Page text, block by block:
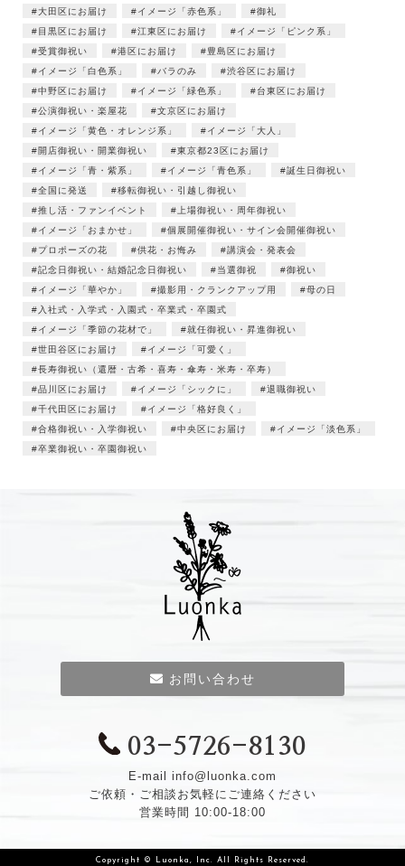
大田区にお届け
イメージ「赤色系」
御礼
目黒区にお届け
江東区にお届け
イメージ「ピンク系」
受賞御祝い
港区にお届け
豊島区にお届け
イメージ「白色系」
バラのみ
渋谷区にお届け
中野区にお届け
イメージ「緑色系」
台東区にお届け
公演御祝い・楽屋花
文京区にお届け
イメージ「黄色・オレンジ系」
イメージ「大人」
開店御祝い・開業御祝い
東京都23区にお届け
イメージ「青・紫系」
イメージ「青色系」
誕生日御祝い
全国に発送
移転御祝い・引越し御祝い
推し活・ファンイベント
上場御祝い・周年御祝い
イメージ「おまかせ」
個展開催御祝い・サイン会開催御祝い
プロポーズの花
供花・お悔み
講演会・発表会
記念日御祝い・結婚記念日御祝い
当選御祝
御祝い
イメージ「華やか」
撮影用・クランクアップ用
母の日
入社式・入学式・入園式・卒業式・卒園式
イメージ「季節の花材で」
就任御祝い・昇進御祝い
世田谷区にお届け
イメージ「可愛く」
長寿御祝い（還暦・古希・喜寿・傘寿・米寿・卒寿）
品川区にお届け
イメージ「シックに」
退職御祝い
千代田区にお届け
イメージ「格好良く」
合格御祝い・入学御祝い
中央区にお届け
イメージ「淡色系」
卒業御祝い・卒園御祝い
お問い合わせ
03-5726-8130
E-mail info@luonka.com
ご依頼・ご相談お気軽にご連絡ください
営業時間 10:00-18:00
Copyright © Luonka, Inc. All Rights Reserved.